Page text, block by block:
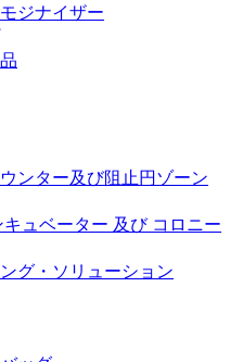
ジナイザー
ンター及び阻止円ゾーン
ュベーター 及び コロニー
グ・ソリューション